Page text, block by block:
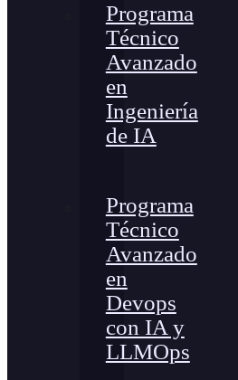
Programa
Técnico
Avanzado
en
Ingeniería
de IA
Programa
Técnico
Avanzado
en
Devops
con IA y
LLMOps